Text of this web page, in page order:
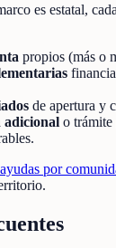
es estatal,
propios (más o
de apertura y
adicional o trámite
ayudas por